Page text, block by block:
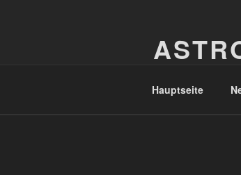
Hauptseite